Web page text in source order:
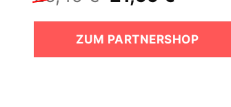
Preis
war:
25,49 €
ist:
21,99
ZUM PARTNERSHOP